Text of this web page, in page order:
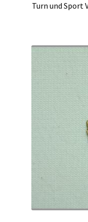
Turn und Sport